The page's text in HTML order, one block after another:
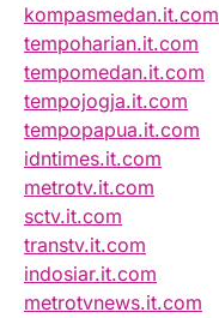
kompasmedan.it.com
tempoharian.it.com
tempomedan.it.com
tempojogja.it.com
tempopapua.it.com
idntimes.it.com
metrotv.it.com
sctv.it.com
transtv.it.com
indosiar.it.com
metrotvnews.it.com